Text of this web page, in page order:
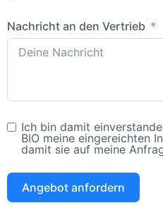
Nachricht an den Vertrieb
Ich bin damit
BIO meine eingereichten
damit sie auf meine
Angebot anfordern